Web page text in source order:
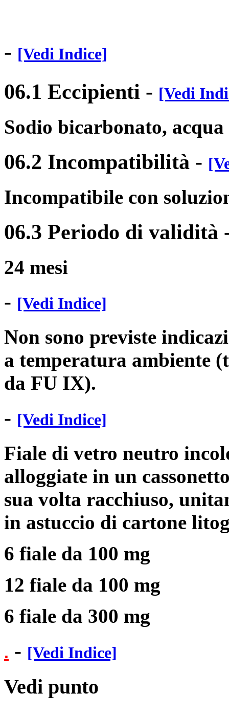
- [Vedi Indice]
06.1 Eccipienti - [Vedi
Sodio bicarbonato,
06.2 Incompatibilità -
Incompatibile con
06.3 Periodo di validità
24 mesi
- [Vedi Indice]
Non sono previste
a temperatura ambiente
da FU IX).
- [Vedi Indice]
Fiale di vetro neutro
alloggiate in un
sua volta racchiuso,
in astuccio di cartone
6 fiale da 100 mg
12 fiale da 100 mg
6 fiale da 300 mg
. - [Vedi Indice]
Vedi punto